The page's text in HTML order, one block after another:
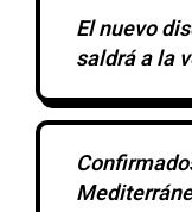
El nuevo
saldrá a la